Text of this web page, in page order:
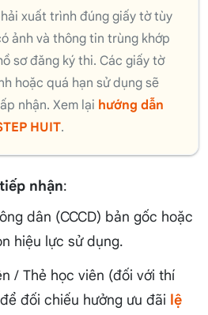
xuất trình đúng giấy tờ tùy
ảnh và thông tin trùng khớp
sơ đăng ký thi. Các giấy tờ
hoặc quá hạn sử dụng sẽ
nhận. Xem lại hướng dẫn
HUIT.
nhận:
dân (CCCD) bản gốc hoặc
hiệu lực sử dụng.
/ Thẻ học viên (đối với thí
đối chiếu hưởng ưu đãi lệ